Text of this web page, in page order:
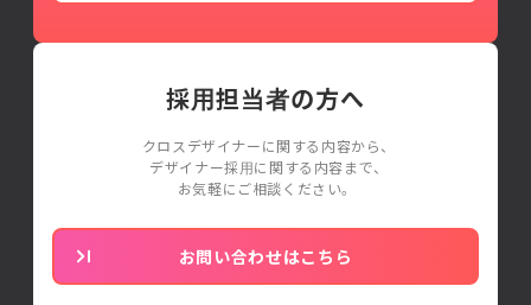
採用担当者の方へ
クロスデザイナーに関する内容から、
デザイナー採用に関する内容まで、
お気軽にご相談ください。
お問い合わせはこちら